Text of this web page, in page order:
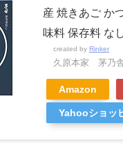
産 焼きあご か
味料 保存料 な
created by Rinker
久原本家 茅乃
Amazon
Yahooショッ